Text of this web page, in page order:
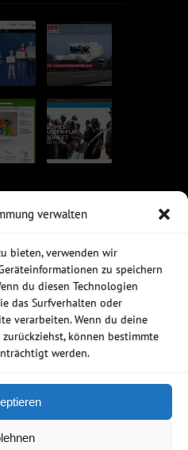
verwalten
bieten, verwenden wir
zu speichern
du diesen Technologien
das Surfverhalten oder
verarbeiten. Wenn du deine
können bestimmte
werden.
Archivierung
eine Firewall